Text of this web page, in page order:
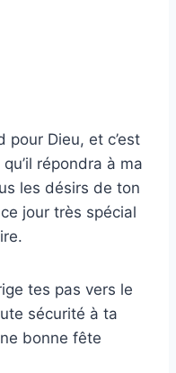
pour Dieu, et c’est
répondra à ma
les désirs de ton
jour très spécial
tes pas vers le
sécurité à ta
bonne fête